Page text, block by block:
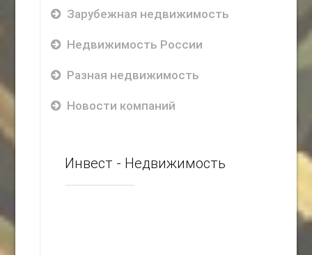
Зарубежная недвижимость
Недвижимость России
Разная недвижимость
Новости компаний
Инвест - Недвижимость